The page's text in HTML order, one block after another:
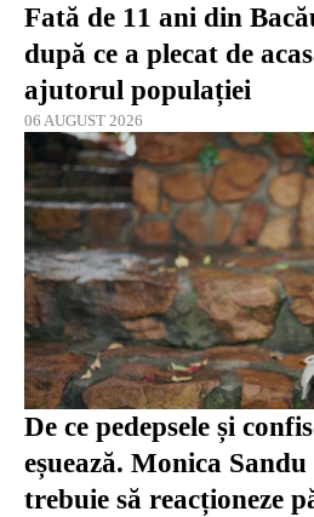
Fată de 11 ani din
după ce a plecat de
ajutorul populației
06 AUGUST 2026
De ce pedepsele și
eșuează. Monica
trebuie să reacționeze